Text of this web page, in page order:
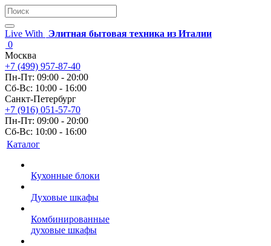
Live With
Элитная бытовая техника из Италии
0
Москва
+7 (499) 957-87-40
Пн-Пт: 09:00 - 20:00
Сб-Вс: 10:00 - 16:00
Санкт-Петербург
+7 (916) 051-57-70
Пн-Пт: 09:00 - 20:00
Сб-Вс: 10:00 - 16:00
Каталог
Кухонные блоки
Духовые шкафы
Комбинированные
духовые шкафы